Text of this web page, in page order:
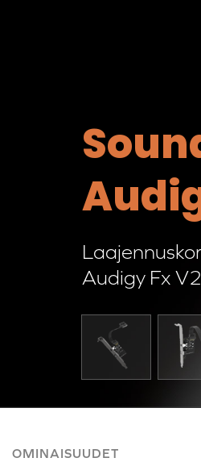
Audigy Fx
OMINAISUUDET